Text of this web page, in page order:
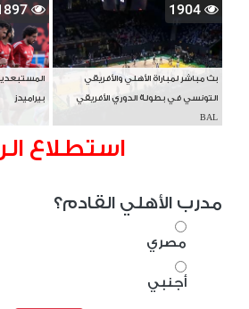
1904
بث مباشر لمباراة الأهلي والأفريقي
التونسي في بطولة الدوري الأفريقي
BAL
بيراميدز
استطلاع
مدرب الأهلي القادم؟
مصري
أجنبي